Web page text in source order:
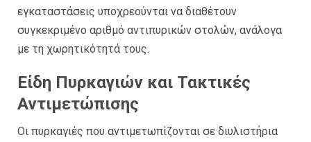
εγκαταστάσεις υποχρεούνται να διαθέτουν
συγκεκριμένο αριθμό αντιπυρικών στολών, ανάλογα
με τη χωρητικότητά τους.
Είδη Πυρκαγιών και Τακτικές
Αντιμετώπισης
Οι πυρκαγιές που αντιμετωπίζονται σε διυλιστήρια